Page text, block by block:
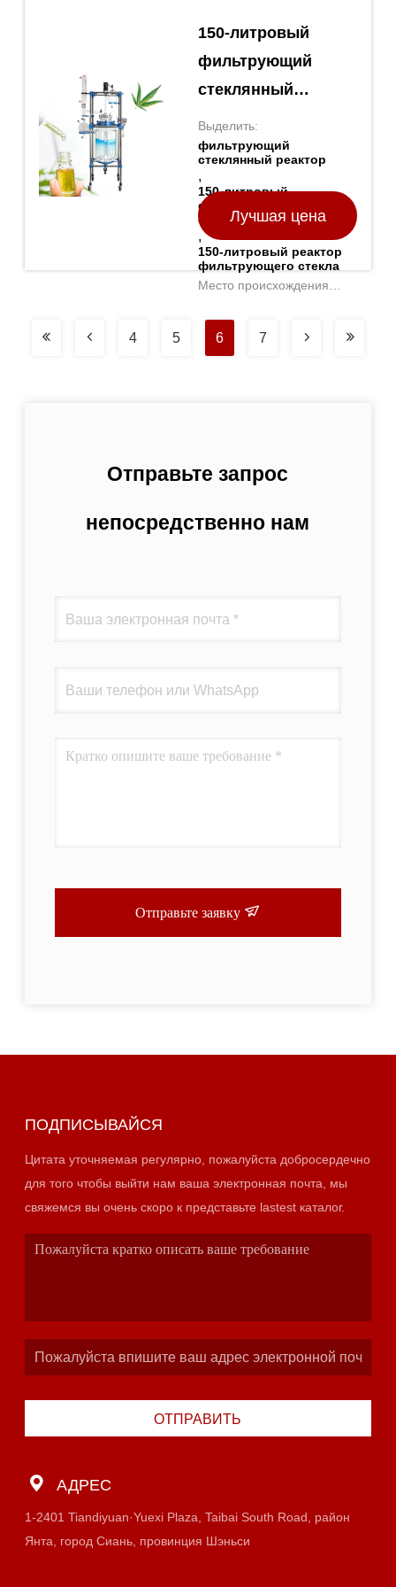
150-литровый
фильтрующий
стеклянный
реактор с высокой
эффективностью
Выделить:
фильтрующий
стеклянный реактор
150-литровый
фильтрующий
стеклянный реактор
150-литровый реактор
фильтрующего стекла
Место происхождения
Лучшая цена
4 5 6 7
Отправьте запрос
непосредственно нам
Отправьте заявку
ПОДПИСЫВАЙСЯ
Цитата уточняемая регулярно, пожалуйста добросердечно
для того чтобы выйти нам ваша электронная почта, мы
свяжемся вы очень скоро к представьте lastest каталог.
ОТПРАВИТЬ
АДРЕС
1-2401 Tiandiyuan·Yuexi Plaza, Taibai South Road, район
Янта, город Сиань, провинция Шэньси